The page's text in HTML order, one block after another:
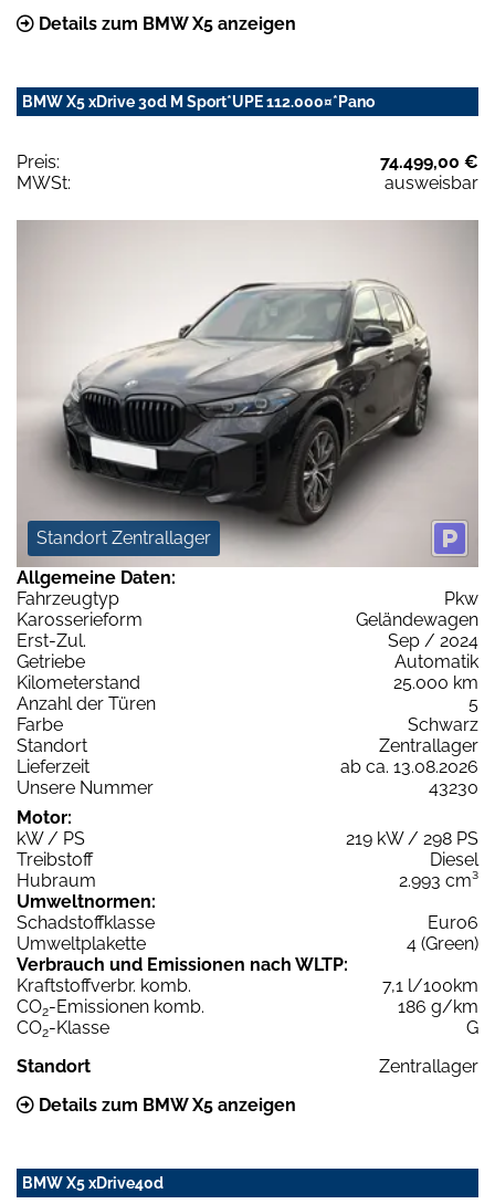
Details zum BMW X5 anzeigen
BMW X5 xDrive 30d M Sport*UPE 112.000¤*Pano
Preis:
74.499,00 €
MWSt:
ausweisbar
Standort Zentrallager
Allgemeine Daten:
Fahrzeugtyp
Pkw
Karosserieform
Geländewagen
Erst-Zul.
Sep / 2024
Getriebe
Automatik
Kilometerstand
25.000 km
Anzahl der Türen
5
Farbe
Schwarz
Standort
Zentrallager
Lieferzeit
ab ca. 13.08.2026
Unsere Nummer
43230
Motor:
kW / PS
219 kW / 298 PS
Treibstoff
Diesel
Hubraum
2.993 cm³
Umweltnormen:
Schadstoffklasse
Euro6
Umweltplakette
4 (Green)
Verbrauch und Emissionen nach WLTP:
Kraftstoffverbr. komb.
7,1 l/100km
CO2-Emissionen komb.
186 g/km
CO2-Klasse
G
Standort
Zentrallager
Details zum BMW X5 anzeigen
BMW X5 xDrive40d